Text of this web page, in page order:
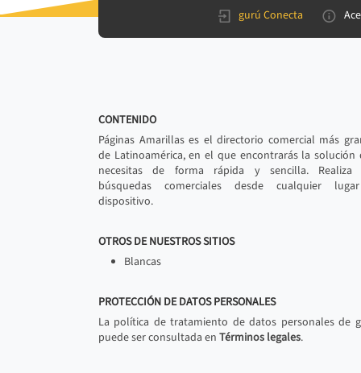
gurú Conecta
CONTENIDO
Páginas Amarillas es el directorio comercial más
de Latinoamérica, en el que encontrarás la solución
necesitas de forma rápida y sencilla. Realiza
búsquedas comerciales desde cualquier
dispositivo.
OTROS DE NUESTROS SITIOS
Blancas
PROTECCIÓN DE DATOS PERSONALES
La política de tratamiento de datos personales de
puede ser consultada en Términos legales.